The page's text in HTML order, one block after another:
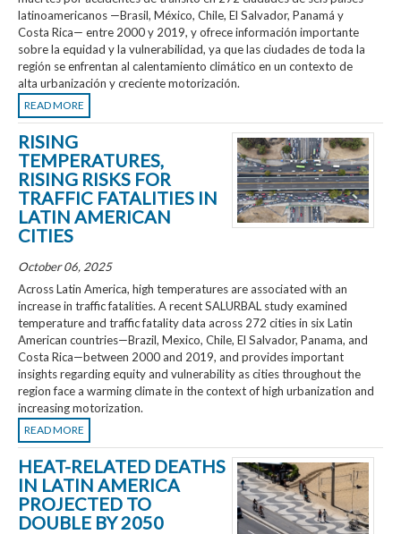
latinoamericanos —Brasil, México, Chile, El Salvador, Panamá y
Costa Rica— entre 2000 y 2019, y ofrece información importante
sobre la equidad y la vulnerabilidad, ya que las ciudades de toda la
región se enfrentan al calentamiento climático en un contexto de
alta urbanización y creciente motorización.
READ MORE
RISING
TEMPERATURES,
RISING RISKS FOR
TRAFFIC FATALITIES IN
LATIN AMERICAN
CITIES
October 06, 2025
Across Latin America, high temperatures are associated with an
increase in traffic fatalities. A recent SALURBAL study examined
temperature and traffic fatality data across 272 cities in six Latin
American countries—Brazil, Mexico, Chile, El Salvador, Panama, and
Costa Rica—between 2000 and 2019, and provides important
insights regarding equity and vulnerability as cities throughout the
region face a warming climate in the context of high urbanization and
increasing motorization.
READ MORE
HEAT-RELATED DEATHS
IN LATIN AMERICA
PROJECTED TO
DOUBLE BY 2050